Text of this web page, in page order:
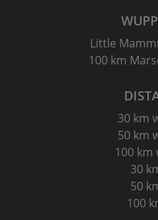
Little
100 km
30 km
50 km
100 km
30
50
100